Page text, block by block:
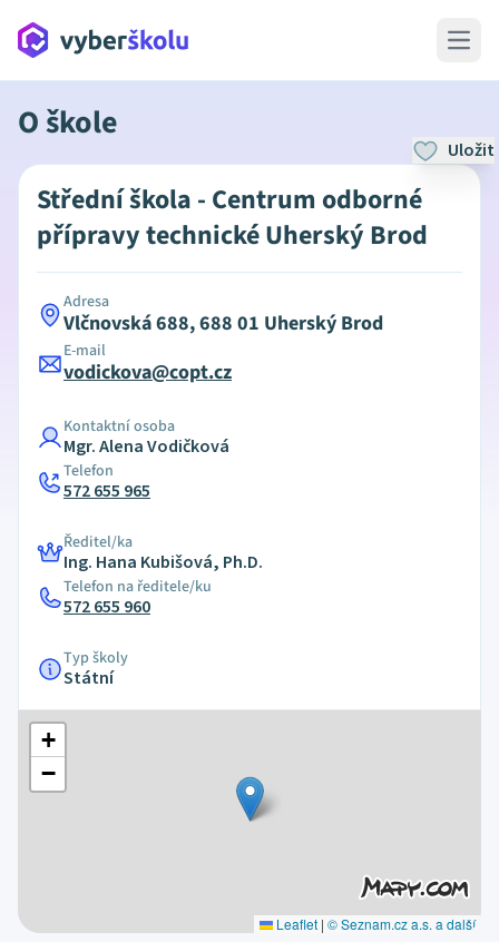
Open
O škole
Uložit
Střední škola - Centrum odborné
přípravy technické Uherský Brod
Adresa
Vlčnovská 688, 688 01 Uherský Brod
E-mail
vodickova@copt.cz
Kontaktní osoba
Mgr. Alena Vodičková
Telefon
572 655 965
Ředitel/ka
Ing. Hana Kubišová, Ph.D.
Telefon na ředitele/ku
572 655 960
Typ školy
Státní
+
−
Leaflet | © Seznam.cz a.s. a další